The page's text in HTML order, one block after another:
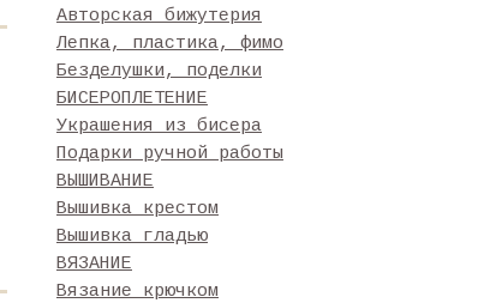
Авторская бижутерия
Лепка, пластика, фимо
Безделушки, поделки
БИСЕРОПЛЕТЕНИЕ
Украшения из бисера
Подарки ручной работы
ВЫШИВАНИЕ
Вышивка крестом
Вышивка гладью
ВЯЗАНИЕ
Вязание крючком